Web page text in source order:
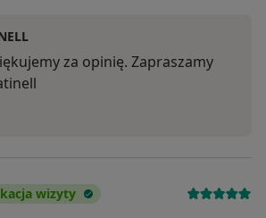
za opinię. Zapraszamy
wizyty